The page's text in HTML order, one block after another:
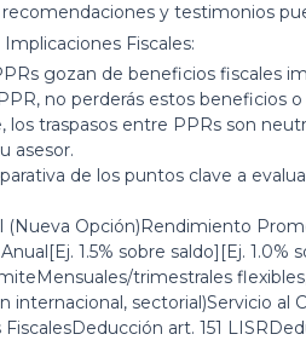
y testimonios
Implicaciones Fiscales:
gozan de beneficios fiscales
no perderás estos beneficios
los traspasos entre PPRs son
asesor.
de los puntos clave a
Opción)Rendimiento
1.5% sobre saldo][Ej. 1.0%
trimestrales
sectorial)Servicio al
art. 151